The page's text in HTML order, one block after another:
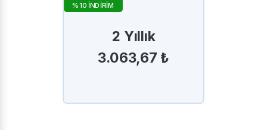
2 Yıllık
3.063,67 ₺
%10 İNDİRİM